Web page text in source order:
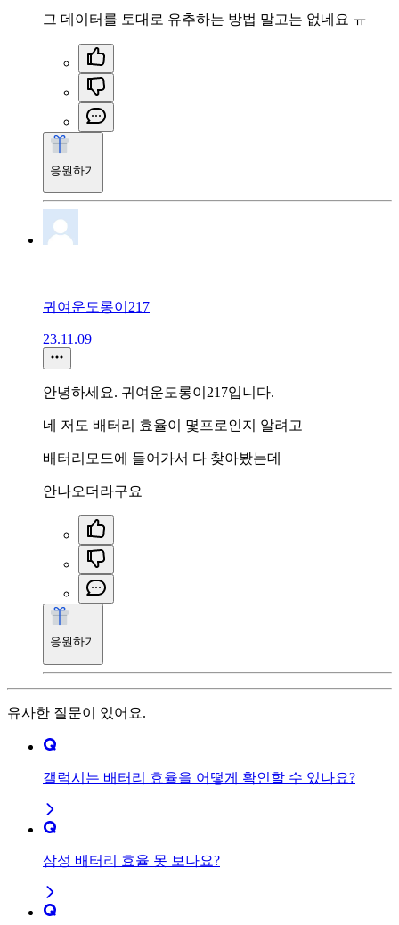
그 데이터를 토대로 유추하는 방법 말고는 없네요 ㅠ
응원하기
귀여운도롱이217
23.11.09
안녕하세요. 귀여운도롱이217입니다.
네 저도 배터리 효율이 몇프로인지 알려고
배터리모드에 들어가서 다 찾아봤는데
안나오더라구요
응원하기
유사한 질문이 있어요.
갤럭시는 배터리 효율을 어떻게 확인할 수 있나요?
삼성 배터리 효율 못 보나요?